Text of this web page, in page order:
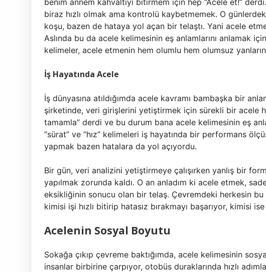
benim annem kahvaltıyı bitirmem için hep “Acele et!”
biraz hızlı olmak ama kontrolü kaybetmemek. O
koşu, bazen de hataya yol açan bir telaştı. Yani acele
Aslında bu da acele kelimesinin eş anlamlarını anlamak
kelimeler, acele etmenin hem olumlu hem olumsuz
İş Hayatında Acele
İş dünyasına atıldığımda acele kavramı bambaşka bir
şirketinde, veri girişlerini yetiştirmek için sürekli bir acele
tamamla” derdi ve bu durum bana acele kelimesinin eş
“sürat” ve “hız” kelimeleri iş hayatında bir performans
yapmak bazen hatalara da yol açıyordu.
Bir gün, veri analizini yetiştirmeye çalışırken yanlış bir
yapılmak zorunda kaldı. O an anladım ki acele etmek,
eksikliğinin sonucu olan bir telaş. Çevremdeki herkesin bu
kimisi işi hızlı bitirip hatasız bırakmayı başarıyor, kimisi
Acelenin Sosyal Boyutu
Sokağa çıkıp çevreme baktığımda, acele kelimesinin
insanlar birbirine çarpıyor, otobüs duraklarında hızlı